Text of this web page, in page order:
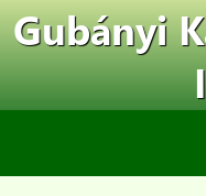
Gubányi